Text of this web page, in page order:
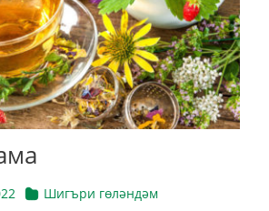
Шигъри гөләндәм